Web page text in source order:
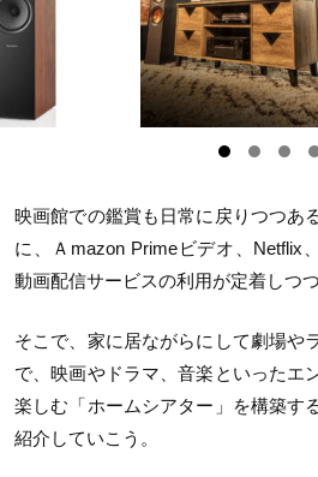
映画館での鑑賞も日常に戻りつつあ
に、Ａmazon Primeビデオ、Netflix
動画配信サービスの利用が定着しつつ
そこで、家に居ながらにして劇場や
で、映画やドラマ、音楽といったエ
楽しむ「ホームシアター」を構築す
紹介していこう。